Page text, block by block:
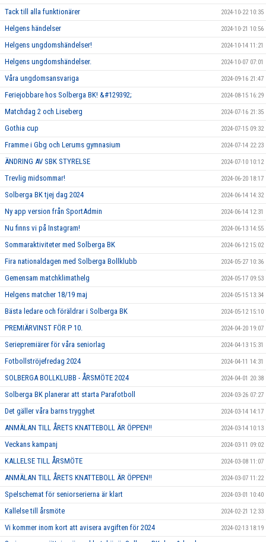
Tack till alla funktionärer 2024-10-22 10:35
Helgens händelser 2024-10-21 10:56
Helgens ungdomshändelser! 2024-10-14 11:21
Helgens ungdomshändelser. 2024-10-07 07:01
Våra ungdomsansvariga 2024-09-16 21:47
Feriejobbare hos Solberga BK! &#129392; 2024-08-15 16:29
Matchdag 2 och Liseberg 2024-07-16 21:35
Gothia cup 2024-07-15 09:32
Framme i Gbg och Lerums gymnasium 2024-07-14 22:23
ÄNDRING AV SBK STYRELSE 2024-07-10 10:12
Trevlig midsommar! 2024-06-20 18:17
Solberga BK tjej dag 2024 2024-06-14 14:32
Ny app version från SportAdmin 2024-06-14 12:31
Nu finns vi på Instagram! 2024-06-13 14:55
Sommaraktiviteter med Solberga BK 2024-06-12 15:02
Fira nationaldagen med Solberga Bollklubb 2024-05-27 10:36
Gemensam matchklimathelg 2024-05-17 09:53
Helgens matcher 18/19 maj 2024-05-15 13:34
Bästa ledare och föräldrar i Solberga BK 2024-05-12 15:10
PREMIÄRVINST FÖR P 10. 2024-04-20 19:07
Seriepremiärer för våra seniorlag 2024-04-13 15:31
Fotbollströjefredag 2024 2024-04-11 14:31
SOLBERGA BOLLKLUBB - ÅRSMÖTE 2024 2024-04-01 20:38
Solberga BK planerar att starta Parafotboll 2024-03-26 07:27
Det gäller våra barns trygghet 2024-03-14 14:17
ANMÄLAN TILL ÅRETS KNATTEBOLL ÄR ÖPPEN!! 2024-03-14 10:13
Veckans kampanj 2024-03-11 09:02
KALLELSE TILL ÅRSMÖTE 2024-03-08 11:07
ANMÄLAN TILL ÅRETS KNATTEBOLL ÄR ÖPPEN!! 2024-03-07 11:22
Spelschemat för seniorserierna är klart 2024-03-01 10:40
Kallelse till årsmöte 2024-02-21 12:33
Vi kommer inom kort att avisera avgiften för 2024 2024-02-13 18:19